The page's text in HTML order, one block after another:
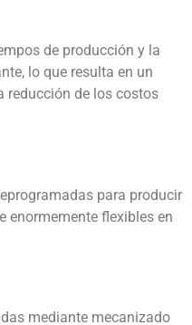
de producción y la
lo que resulta en un
reducción de los costos
para producir
enormemente flexibles en
mediante mecanizado